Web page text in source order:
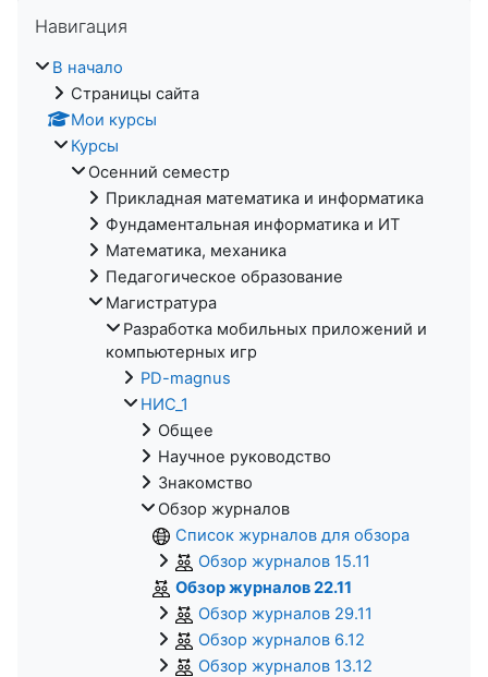
Навигация
В начало
Страницы сайта
Мои курсы
Курсы
Осенний семестр
Прикладная математика и информатика
Фундаментальная информатика и ИТ
Математика, механика
Педагогическое образование
Магистратура
Разработка мобильных приложений и
компьютерных игр
PD-magnus
НИС_1
Общее
Научное руководство
Знакомство
Обзор журналов
Список журналов для обзора
Обзор журналов 15.11
Обзор журналов 22.11
Обзор журналов 29.11
Обзор журналов 6.12
Обзор журналов 13.12